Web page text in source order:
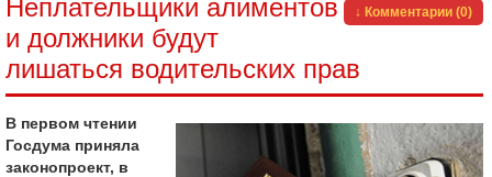
↓ Комментарии (0)
Неплательщики алиментов
и должники будут
лишаться водительских прав
В первом чтении
Госдума приняла
законопроект, в